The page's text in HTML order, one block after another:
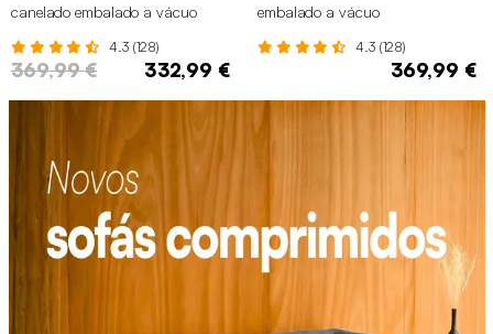
canelado embalado a vácuo
4.3 (128)
369,99 € 332,99 €
embalado a vácuo
4.3 (128)
369,99 €